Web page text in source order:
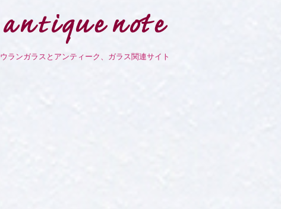
ウランガラスとアンティーク、ガラス関連サイト